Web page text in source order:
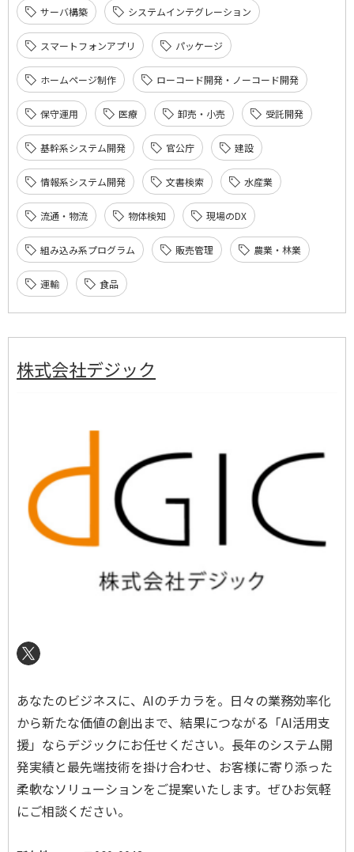
サーバ構築 システムインテグレーション
スマートフォンアプリ パッケージ
ホームページ制作 ローコード開発・ノーコード開発
保守運用 医療 卸売・小売 受託開発
基幹系システム開発 官公庁 建設
情報系システム開発 文書検索 水産業
流通・物流 物体検知 現場のDX
組み込み系プログラム 販売管理 農業・林業
運輸 食品
株式会社デジック
あなたのビジネスに、 AIのチカラを。日々の業務効率化
から新たな価値の創出まで、結果につながる「AI活用支
援」ならデジックにお任せください。長年のシステム開
発実績と最先端技術を掛け合わせ、お客様に寄り添った
柔軟なソリューションをご提案いたします。ぜひお気軽
にご相談ください。